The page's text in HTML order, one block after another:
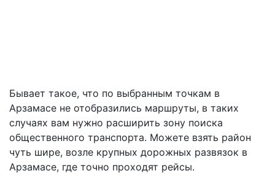
Бывает такое, что по выбранным точкам в
Арзамасе не отобразились маршруты, в таких
случаях вам нужно расширить зону поиска
общественного транспорта. Можете взять район
чуть шире, возле крупных дорожных развязок в
Арзамасе, где точно проходят рейсы.